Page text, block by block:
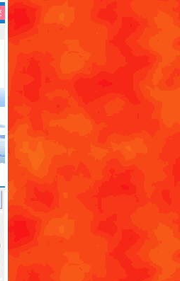
站，将免费给您带来趣味时事、笑话集锦
布，有需求者请与我们联系。